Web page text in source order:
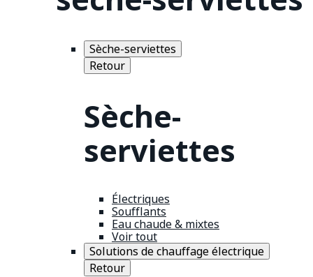
Sèche-serviettes
Retour
Sèche-
serviettes
Électriques
Soufflants
Eau chaude & mixtes
Voir tout
Solutions de chauffage électrique
Retour